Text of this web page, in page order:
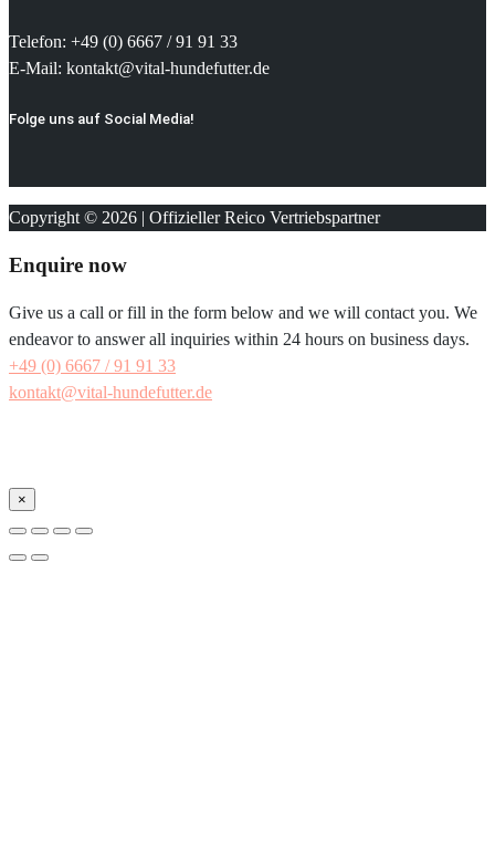
Telefon: +49 (0) 6667 / 91 91 33
E-Mail: kontakt@vital-hundefutter.de
Folge uns auf Social Media!
Copyright © 2026 | Offizieller Reico Vertriebspartner
Enquire now
Give us a call or fill in the form below and we will contact you. We
endeavor to answer all inquiries within 24 hours on business days.
+49 (0) 6667 / 91 91 33
kontakt@vital-hundefutter.de
×